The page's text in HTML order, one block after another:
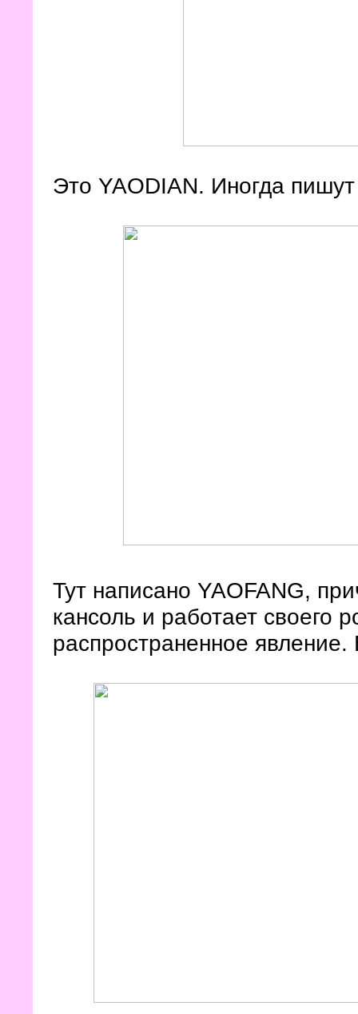
Это YAODIAN. Иногда пишут
Тут написано YAOFANG,
кансоль и работает своего
распространенное